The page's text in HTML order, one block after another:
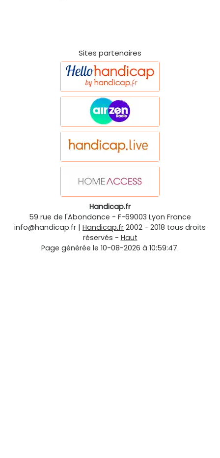
Sites partenaires
Handicap.fr
59 rue de l'Abondance - F-69003 Lyon France
info@handicap.fr | Handicap.fr 2002 - 2018 tous droits
réservés - Haut
Page générée le 10-08-2026 à 10:59:47.